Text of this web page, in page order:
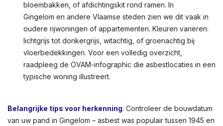
bloembakken, of afdichtingskit rond ramen. In
Gingelom en andere Vlaamse steden zien we dit vaak in
oudere rijwoningen of appartementen. Kleuren variëren:
lichtgrijs tot donkergrijs, witachtig, of groenachtig bij
vloerbedekkingen. Voor een volledig overzicht,
raadpleeg de OVAM-infographic die asbestlocaties in een
typische woning illustreert.
Belangrijke tips voor herkenning: Controleer de bouwdatum
van uw pand in Gingelom – asbest was populair tussen 1945 en